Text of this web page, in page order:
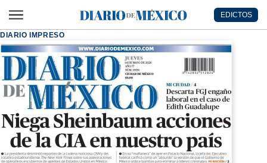
Diario de México
EDICTOS
DIARIO IMPRESO